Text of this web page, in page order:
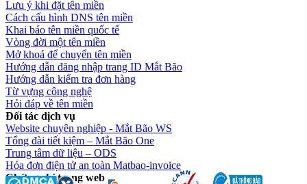
Lưu ý khi đặt tên miền
Cách cấu hình DNS tên miền
Khai báo tên miền quốc tế
Vòng đời một tên miền
Mở khoá để chuyển tên miền
Hướng dẫn đăng nhập trang ID Mắt Bão
Hướng dẫn kiểm tra đơn hàng
Từ vựng công nghệ
Hỏi đáp về tên miền
Đối tác dịch vụ
Website chuyên nghiệp - Mắt Bão WS
Tổng đài tiết kiệm – Mắt Bão One
Trung tâm dữ liệu – ODS
Hóa đơn điện tử an toàn Matbao-invoice
Chứng chỉ trang web